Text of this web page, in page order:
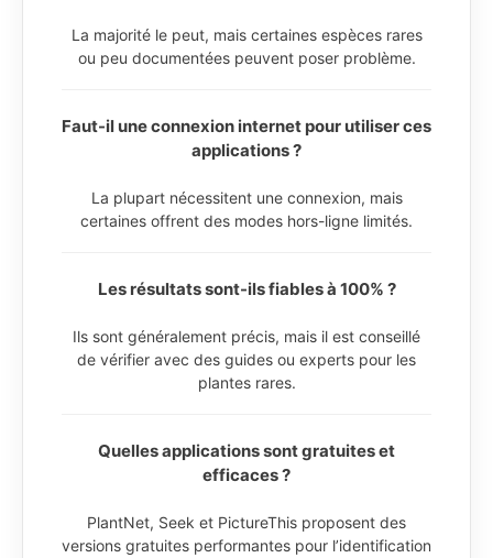
La majorité le peut, mais certaines espèces rares
ou peu documentées peuvent poser problème.
Faut-il une connexion internet pour utiliser ces
applications ?
La plupart nécessitent une connexion, mais
certaines offrent des modes hors-ligne limités.
Les résultats sont-ils fiables à 100% ?
Ils sont généralement précis, mais il est conseillé
de vérifier avec des guides ou experts pour les
plantes rares.
Quelles applications sont gratuites et
efficaces ?
PlantNet, Seek et PictureThis proposent des
versions gratuites performantes pour l’identification